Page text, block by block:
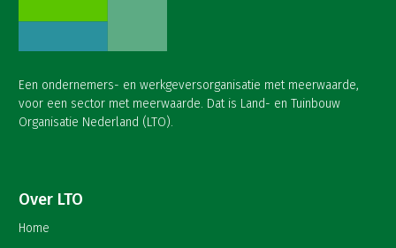
Een ondernemers- en werkgeversorganisatie met meerwaarde,
voor een sector met meerwaarde. Dat is Land- en Tuinbouw
Organisatie Nederland (LTO).
Over LTO
Home